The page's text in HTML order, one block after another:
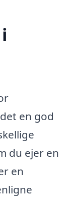
en god
du ejer en
en